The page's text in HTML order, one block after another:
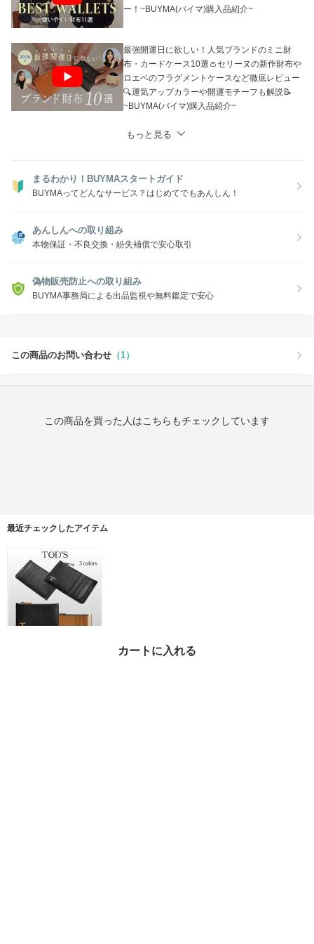
カートに入れる
ー！~BUYMA(バイマ)購入品紹介~
最強開運日に欲しい！人気ブランドのミニ財
布・カードケース10選👛セリーヌの新作財布や
ロエベのフラグメントケースなど徹底レビュー
🔍運気アップカラーや開運モチーフも解説📝
~BUYMA(バイマ)購入品紹介~
もっと見る
まるわかり！BUYMAスタートガイド
BUYMAってどんなサービス？はじめてでもあんしん！
あんしんへの取り組み
本物保証・不良交換・紛失補償で安心取引
偽物販売防止への取り組み
BUYMA事務局による出品監視や無料鑑定で安心
この商品のお問い合わせ （1）
この商品を買った人はこちらもチェックしています
最近チェックしたアイテム